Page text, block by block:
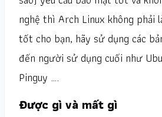
nghệ thì Arch Linux không phải
tốt cho bạn, hãy sử dụng các
đến người sử dụng cuối như
Pinguy ….
Được gì và mất gì